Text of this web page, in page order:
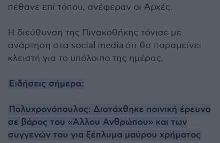
πέθανε επί τόπου, ανέφεραν οι Αρχές.
Η διεύθυνση της Πινακοθήκης τόνισε με
ανάρτηση στα social media ότι θα παραμείνει
κλειστή για το υπόλοιπο της ημέρας.
Ειδήσεις σήμερα:
Πολυχρονόπουλος: Διατάχθηκε ποινική έρευνα
σε βάρος του «Άλλου Ανθρώπου» και των
συγγενών του για ξέπλυμα μαύρου χρήματος